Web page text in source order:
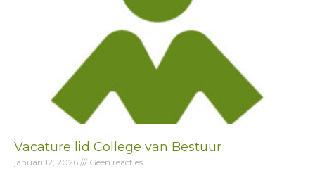
Vacature lid College van Bestuur
januari 12, 2026 Geen reacties